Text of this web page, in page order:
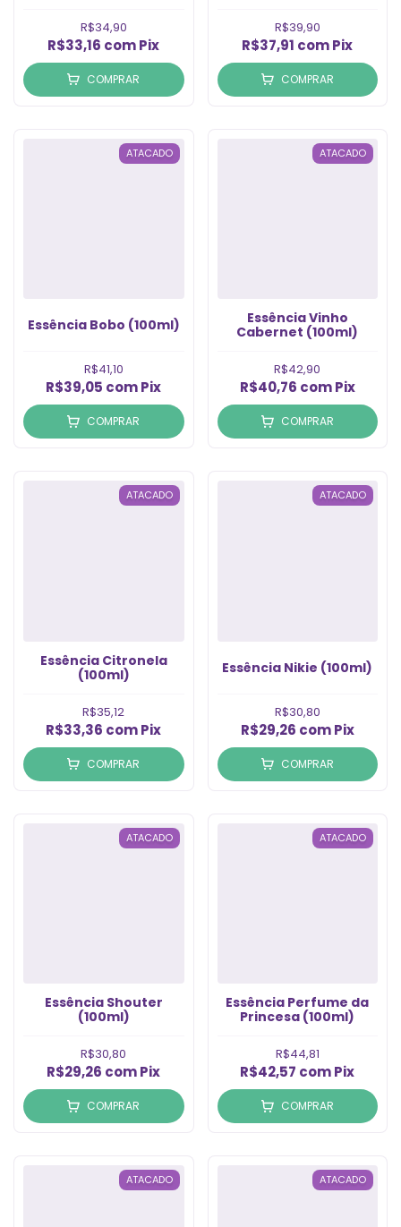
R$34,90
R$33,16 comPix
COMPRAR
R$39,90
R$37,91 comPix
COMPRAR
ATACADO
Essência Bobo (100ml)
R$41,10
R$39,05 comPix
COMPRAR
ATACADO
Essência Vinho
Cabernet (100ml)
R$42,90
R$40,76 com Pix
COMPRAR
ATACADO
Essência Citronela
(100ml)
R$35,12
R$33,36 comPix
COMPRAR
ATACADO
Essência Nikie (100ml)
R$30,80
R$29,26 com Pix
COMPRAR
ATACADO
Essência Shouter
(100ml)
R$30,80
R$29,26 comPix
COMPRAR
ATACADO
Essência Perfume da
Princesa (100ml)
R$44,81
R$42,57 comPix
COMPRAR
ATACADO ATACADO